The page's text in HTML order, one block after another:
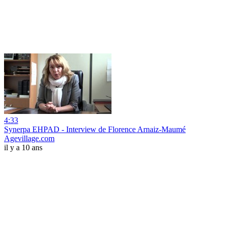
4:33
Synerpa EHPAD - Interview de Florence Arnaiz-Maumé
Agevillage.com
il y a 10 ans